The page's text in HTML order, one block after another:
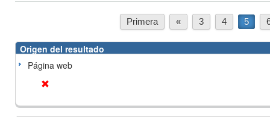
Primera « 3 4 5
Origen del resultado
Página web